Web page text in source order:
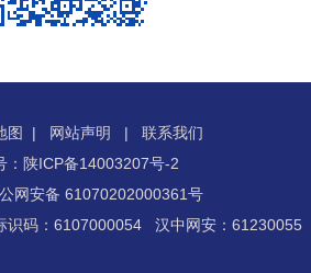
图 | 网站声明 | 联系我们
：陕ICP备14003207号-2
网安备 61070202000361号
识码：6107000054 汉中网安：61230055